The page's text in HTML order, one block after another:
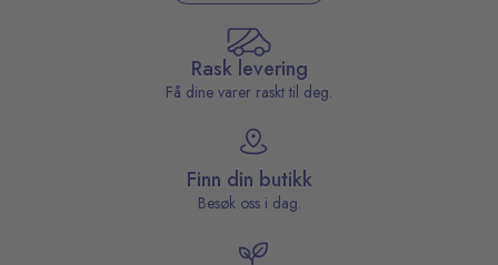
Rask levering
Få dine varer raskt til deg.
Finn din butikk
Besøk oss i dag.